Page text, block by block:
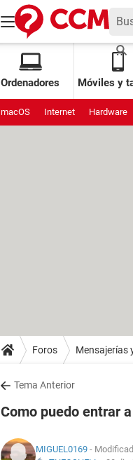
Ordenadores Móviles y
macOS Internet Hardware
Foros Mensajerías
Tema Anterior
Como puedo entrar
MIGUEL0169 -